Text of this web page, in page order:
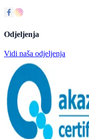
Odjeljenja
Vidi naša odjeljenja